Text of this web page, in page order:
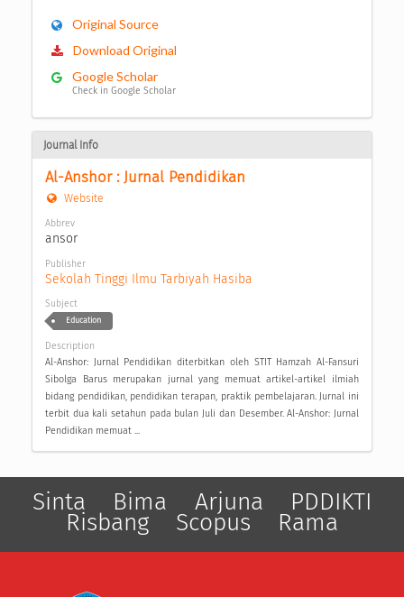
Original Source
Download Original
Google Scholar
Check in Google Scholar
Journal Info
Al-Anshor : Jurnal Pendidikan
Website
Abbrev
ansor
Publisher
Sekolah Tinggi Ilmu Tarbiyah Hasiba
Subject
Education
Description
Al-Anshor: Jurnal Pendidikan diterbitkan oleh STIT Hamzah Al-Fansuri
Sibolga Barus merupakan jurnal yang memuat artikel-artikel ilmiah
bidang pendidikan, pendidikan terapan, praktik pembelajaran. Jurnal ini
terbit dua kali setahun pada bulan Juli dan Desember. Al-Anshor: Jurnal
Pendidikan memuat ...
Sinta Bima Arjuna PDDIKTI
Risbang Scopus Rama